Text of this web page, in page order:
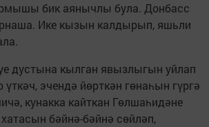
бик аянычлы була. Донбасс
Ике кызын калдырып, яшьли
дустына кылган явызлыгын уйлап
эчендә йөрткән гөнаһын гүргә
кунакка кайткан Гөлшаһидәне
бәйнә-бәйнә сөйләп,